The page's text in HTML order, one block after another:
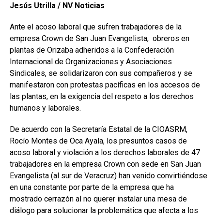
Jesús Utrilla / NV Noticias
Ante el acoso laboral que sufren trabajadores de la
empresa Crown de San Juan Evangelista, obreros en
plantas de Orizaba adheridos a la Confederación
Internacional de Organizaciones y Asociaciones
Sindicales, se solidarizaron con sus compañeros y se
manifestaron con protestas pacíficas en los accesos de
las plantas, en la exigencia del respeto a los derechos
humanos y laborales.
De acuerdo con la Secretaría Estatal de la CIOASRM,
Rocío Montes de Oca Ayala, los presuntos casos de
acoso laboral y violación a los derechos laborales de 47
trabajadores en la empresa Crown con sede en San Juan
Evangelista (al sur de Veracruz) han venido convirtiéndose
en una constante por parte de la empresa que ha
mostrado cerrazón al no querer instalar una mesa de
diálogo para solucionar la problemática que afecta a los